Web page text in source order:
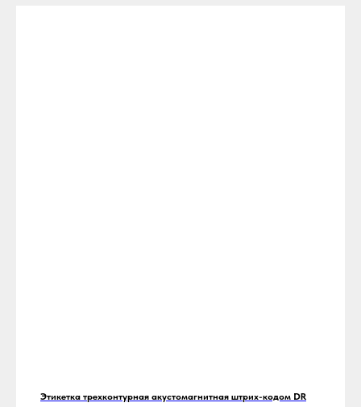
Этикетка трехконтурная акустомагнитная штрих-кодом DR